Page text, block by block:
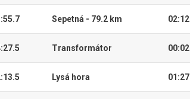
Sepetná - 79.2 km
Transformátor
Lysá hora